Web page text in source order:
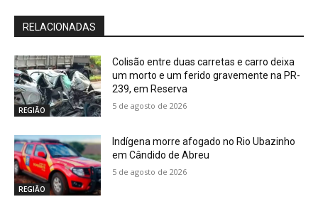
RELACIONADAS
REGIÃO
Colisão entre duas carretas e carro deixa
um morto e um ferido gravemente na PR-
239, em Reserva
5 de agosto de 2026
REGIÃO
Indígena morre afogado no Rio Ubazinho
em Cândido de Abreu
5 de agosto de 2026